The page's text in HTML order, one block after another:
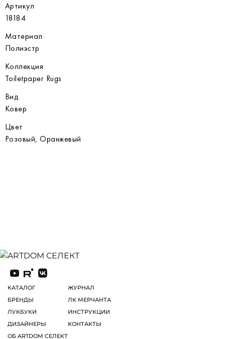
Артикул
18184
Материал
Полиэстр
Коллекция
Toiletpaper Rugs
Вид
Ковер
Цвет
Розовый, Оранжевый
КАТАЛОГ
БРЕНДЫ
ЛУКБУКИ
ДИЗАЙНЕРЫ
ОБ ARTDOM СЕЛЕКТ
ЖУРНАЛ
ЛК МЕРЧАНТА
ИНСТРУКЦИИ
КОНТАКТЫ